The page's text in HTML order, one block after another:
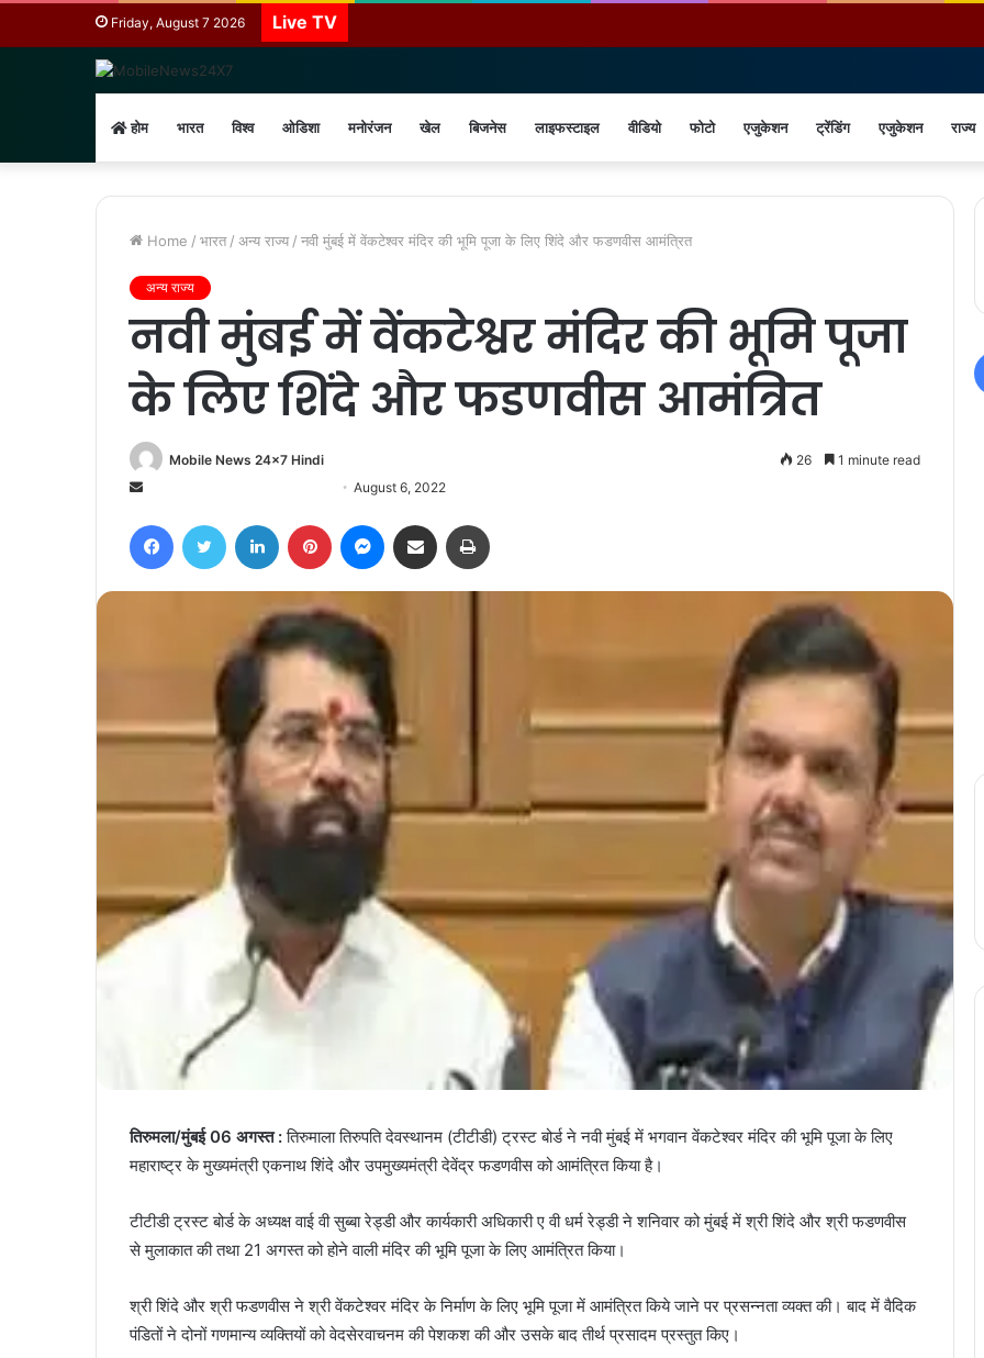
Friday, August 7 2026 Live TV
होम भारत विश्व ओडिशा मनोरंजन खेल बिजनेस लाइफस्टाइल वीडियो फोटो एजुकेशन ट्रेंडिंग एजुकेशन राज्य
Home / भारत / अन्य राज्य / नवी मुंबई में वेंकटेश्वर मंदिर की भूमि पूजा के लिए शिंदे और फडणवीस आमंत्रित
अन्य राज्य
नवी मुंबई में वेंकटेश्वर मंदिर की भूमि पूजा
के लिए शिंदे और फडणवीस आमंत्रित
Mobile News 24x7 Hindi
Send
email
August 6, 2022
26 1 minute read
FacebookTwitter LinkedIn Pinterest Messenger
Share via Email
तिरुमला/मुंबई 06 अगस्त :तिरुमाला तिरुपति देवस्थानम (टीटीडी) ट्रस्ट बोर्ड ने नवी मुंबई में भगवान वेंकटेश्वर मंदिर की भूमि पूजा के लिए
महाराष्ट्र के मुख्यमंत्री एकनाथ शिंदे और उपमुख्यमंत्री देवेंद्र फडणवीस को आमंत्रित किया है।
टीटीडी ट्रस्ट बोर्ड के अध्यक्ष वाई वी सुब्बा रेड्डी और कार्यकारी अधिकारी ए वी धर्म रेड्डी ने शनिवार को मुंबई में श्री शिंदे और श्री फडणवीस
से मुलाकात की तथा 21 अगस्त को होने वाली मंदिर की भूमि पूजा के लिए आमंत्रित किया।
श्री शिंदे और श्री फडणवीस ने श्री वेंकटेश्वर मंदिर के निर्माण के लिए भूमि पूजा में आमंत्रित किये जाने पर प्रसन्नता व्यक्त की। बाद में वैदिक
पंडितों ने दोनों गणमान्य व्यक्तियों को वेदसेरवाचनम की पेशकश की और उसके बाद तीर्थ प्रसादम प्रस्तुत किए।